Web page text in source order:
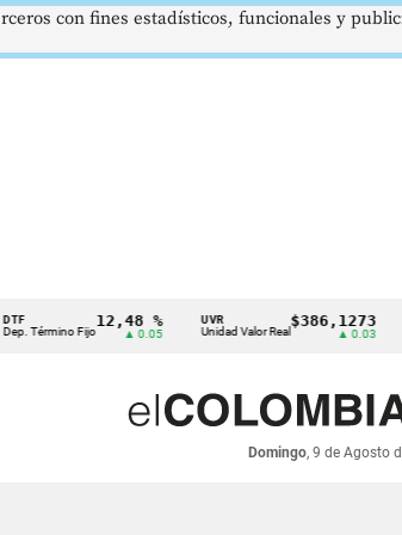
Fijo
12,48 %
▲ 0.05 Unidad Valor Real
$386,1273
▲ 0.03
Domingo, 9 de Agosto
con fines estadísticos, funcionales y